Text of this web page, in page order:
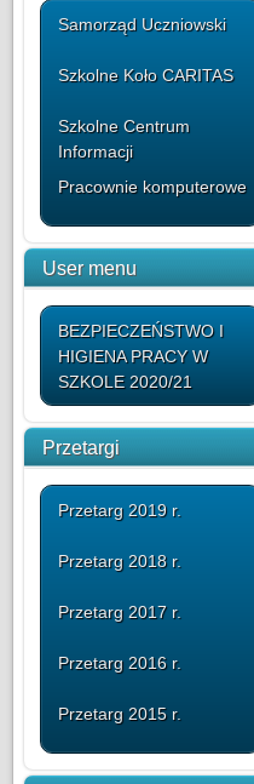
Samorząd Uczniowski
Szkolne Koło CARITAS
Szkolne Centrum
Informacji
Pracownie komputerowe
User menu
BEZPIECZEŃSTWO I
HIGIENA PRACY W
SZKOLE 2020/21
Przetargi
Przetarg 2019 r.
Przetarg 2018 r.
Przetarg 2017 r.
Przetarg 2016 r.
Przetarg 2015 r.